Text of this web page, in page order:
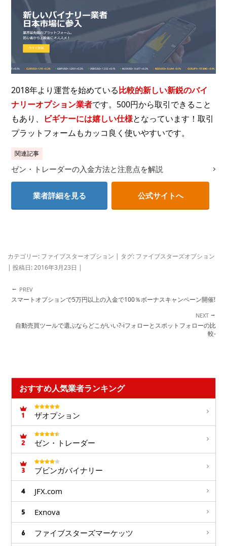
2018年より運営を始めている比較的新しい新鋭のバイ
ナリーオプション業者です。500円から取引できること
もあり、
ビギナーには嬉しい仕様となっています！取引
プラットフォームもカッコ良く使いやすいです。
関連記事
ゼン・トレーダーの入金方法と注意点を解説
業者詳細を見る 公式サイトへ
カテゴリー: ファイブスターオプション | タグ: ファイブスターズオプション
| 投稿日:2016年3月23日 |
投稿ナビゲーション
←
スマートオプションで5万円以上の入金で100％ボーナスキャンペーン開催!
自動売買ツールで選ぶならどこがいい?-iフォローとスポットフォローの比
較-
→
おすすめ人気業者ランキング
ザオプション
ゼン・トレーダー
ブビンガバイナリー
JFX.com
Exnova
ファイブスターズマーケッツ